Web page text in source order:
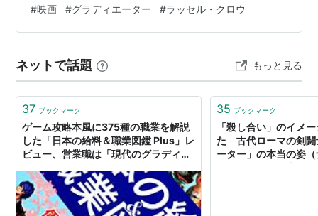
人間同士又は猛獣を相手に死ぬまで戦いを強
いられた剣闘士のこと。
時は西暦180年。巨大コロシアムで戦うグラデ
ィエーターの中に、自らの野望しかない皇帝
によって愛する妻子を殺され、英雄から奴隷
の身におとしいれられたマキシマス将軍がい
た。彼は妻子の復しゅうのために真のグラデ
ィエーターとなるべく戦い続けるのであっ
た。真のグラディエターとはいったい…。
欲望、嫉妬と邪悪な空気が渦巻く中、妻子へ
く捉えなくてもよかった。これは2度目だからわかってた
ことで、最初は一生懸命理解しようと努めたなぁ。 ロー
た。皇帝になるはずだった主人公は殺されかけ、妻や子
は焼殺されたうえ宙づりにされた。主人公は偶然復讐の
機会を得、復讐をし遂げたという。纏…
#映画 #グラディエーター #ラッセル・クロウ
ネットで話題 もっと見る
37 ブックマーク
ゲーム攻略本風に375種の職業を解説
した「日本の給料＆職業図鑑 Plus」レ
ビュー、営業職は「現代のグラディエ
35 ブックマーク
「殺し合い」のイメ
た 古代ローマの剣闘
ーター」の本当の姿